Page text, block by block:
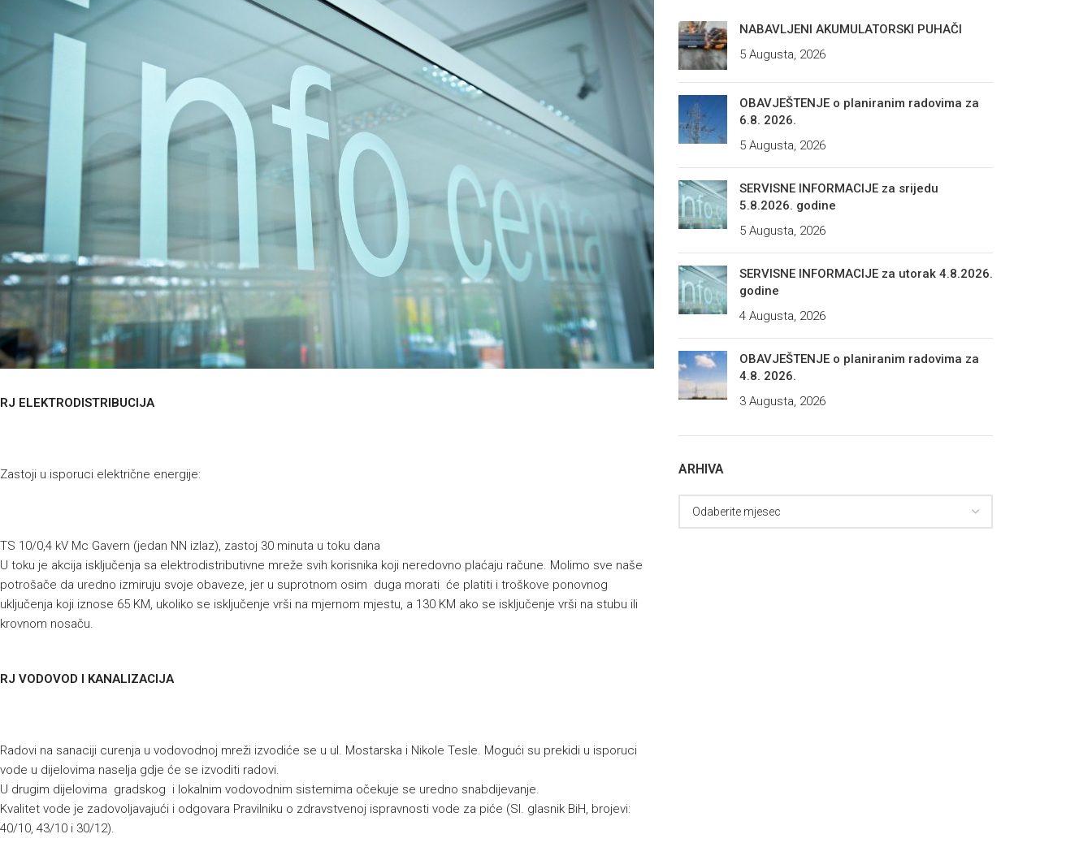
RJ ELEKTRODISTRIBUCIJA
Zastoji u isporuci električne energije:
TS 10/0,4 kV Mc Gavern (jedan NN izlaz), zastoj 30 minuta u toku dana
U toku je akcija isključenja sa elektrodistributivne mreže svih korisnika koji neredovno plaćaju račune. Molimo sve naše
potrošače da uredno izmiruju svoje obaveze, jer u suprotnom osim duga morati će platiti i troškove ponovnog
uključenja koji iznose 65 KM, ukoliko se isključenje vrši na mjernom mjestu, a 130 KM ako se isključenje vrši na stubu ili
krovnom nosaču.
RJ VODOVOD I KANALIZACIJA
Radovi na sanaciji curenja u vodovodnoj mreži izvodiće se u ul. Mostarska i Nikole Tesle. Mogući su prekidi u isporuci
vode u dijelovima naselja gdje će se izvoditi radovi.
U drugim dijelovima gradskog i lokalnim vodovodnim sistemima očekuje se uredno snabdijevanje.
Kvalitet vode je zadovoljavajući i odgovara Pravilniku o zdravstvenoj ispravnosti vode za piće (Sl. glasnik BiH, brojevi:
40/10, 43/10 i 30/12).
NABAVLJENI AKUMULATORSKI PUHAČI
5 Augusta, 2026
OBAVJEŠTENJE o planiranim radovima za
6.8. 2026.
5 Augusta, 2026
SERVISNE INFORMACIJE za srijedu
5.8.2026. godine
5 Augusta, 2026
SERVISNE INFORMACIJE za utorak 4.8.2026.
godine
4 Augusta, 2026
OBAVJEŠTENJE o planiranim radovima za
4.8. 2026.
3 Augusta, 2026
ARHIVA